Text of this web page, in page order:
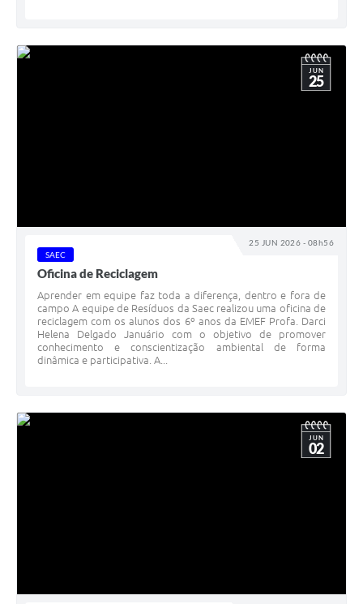
25 JUN 2026 - 08h56
JUN
25
SAEC
Oficina de Reciclagem
Aprender em equipe faz toda a diferença, dentro e fora de
campo A equipe de Resíduos da Saec realizou uma oficina de
reciclagem com os alunos dos 6º anos da EMEF Profa. Darci
Helena Delgado Januário com o objetivo de promover
conhecimento e conscientização ambiental de forma
dinâmica e participativa. A...
JUN
02